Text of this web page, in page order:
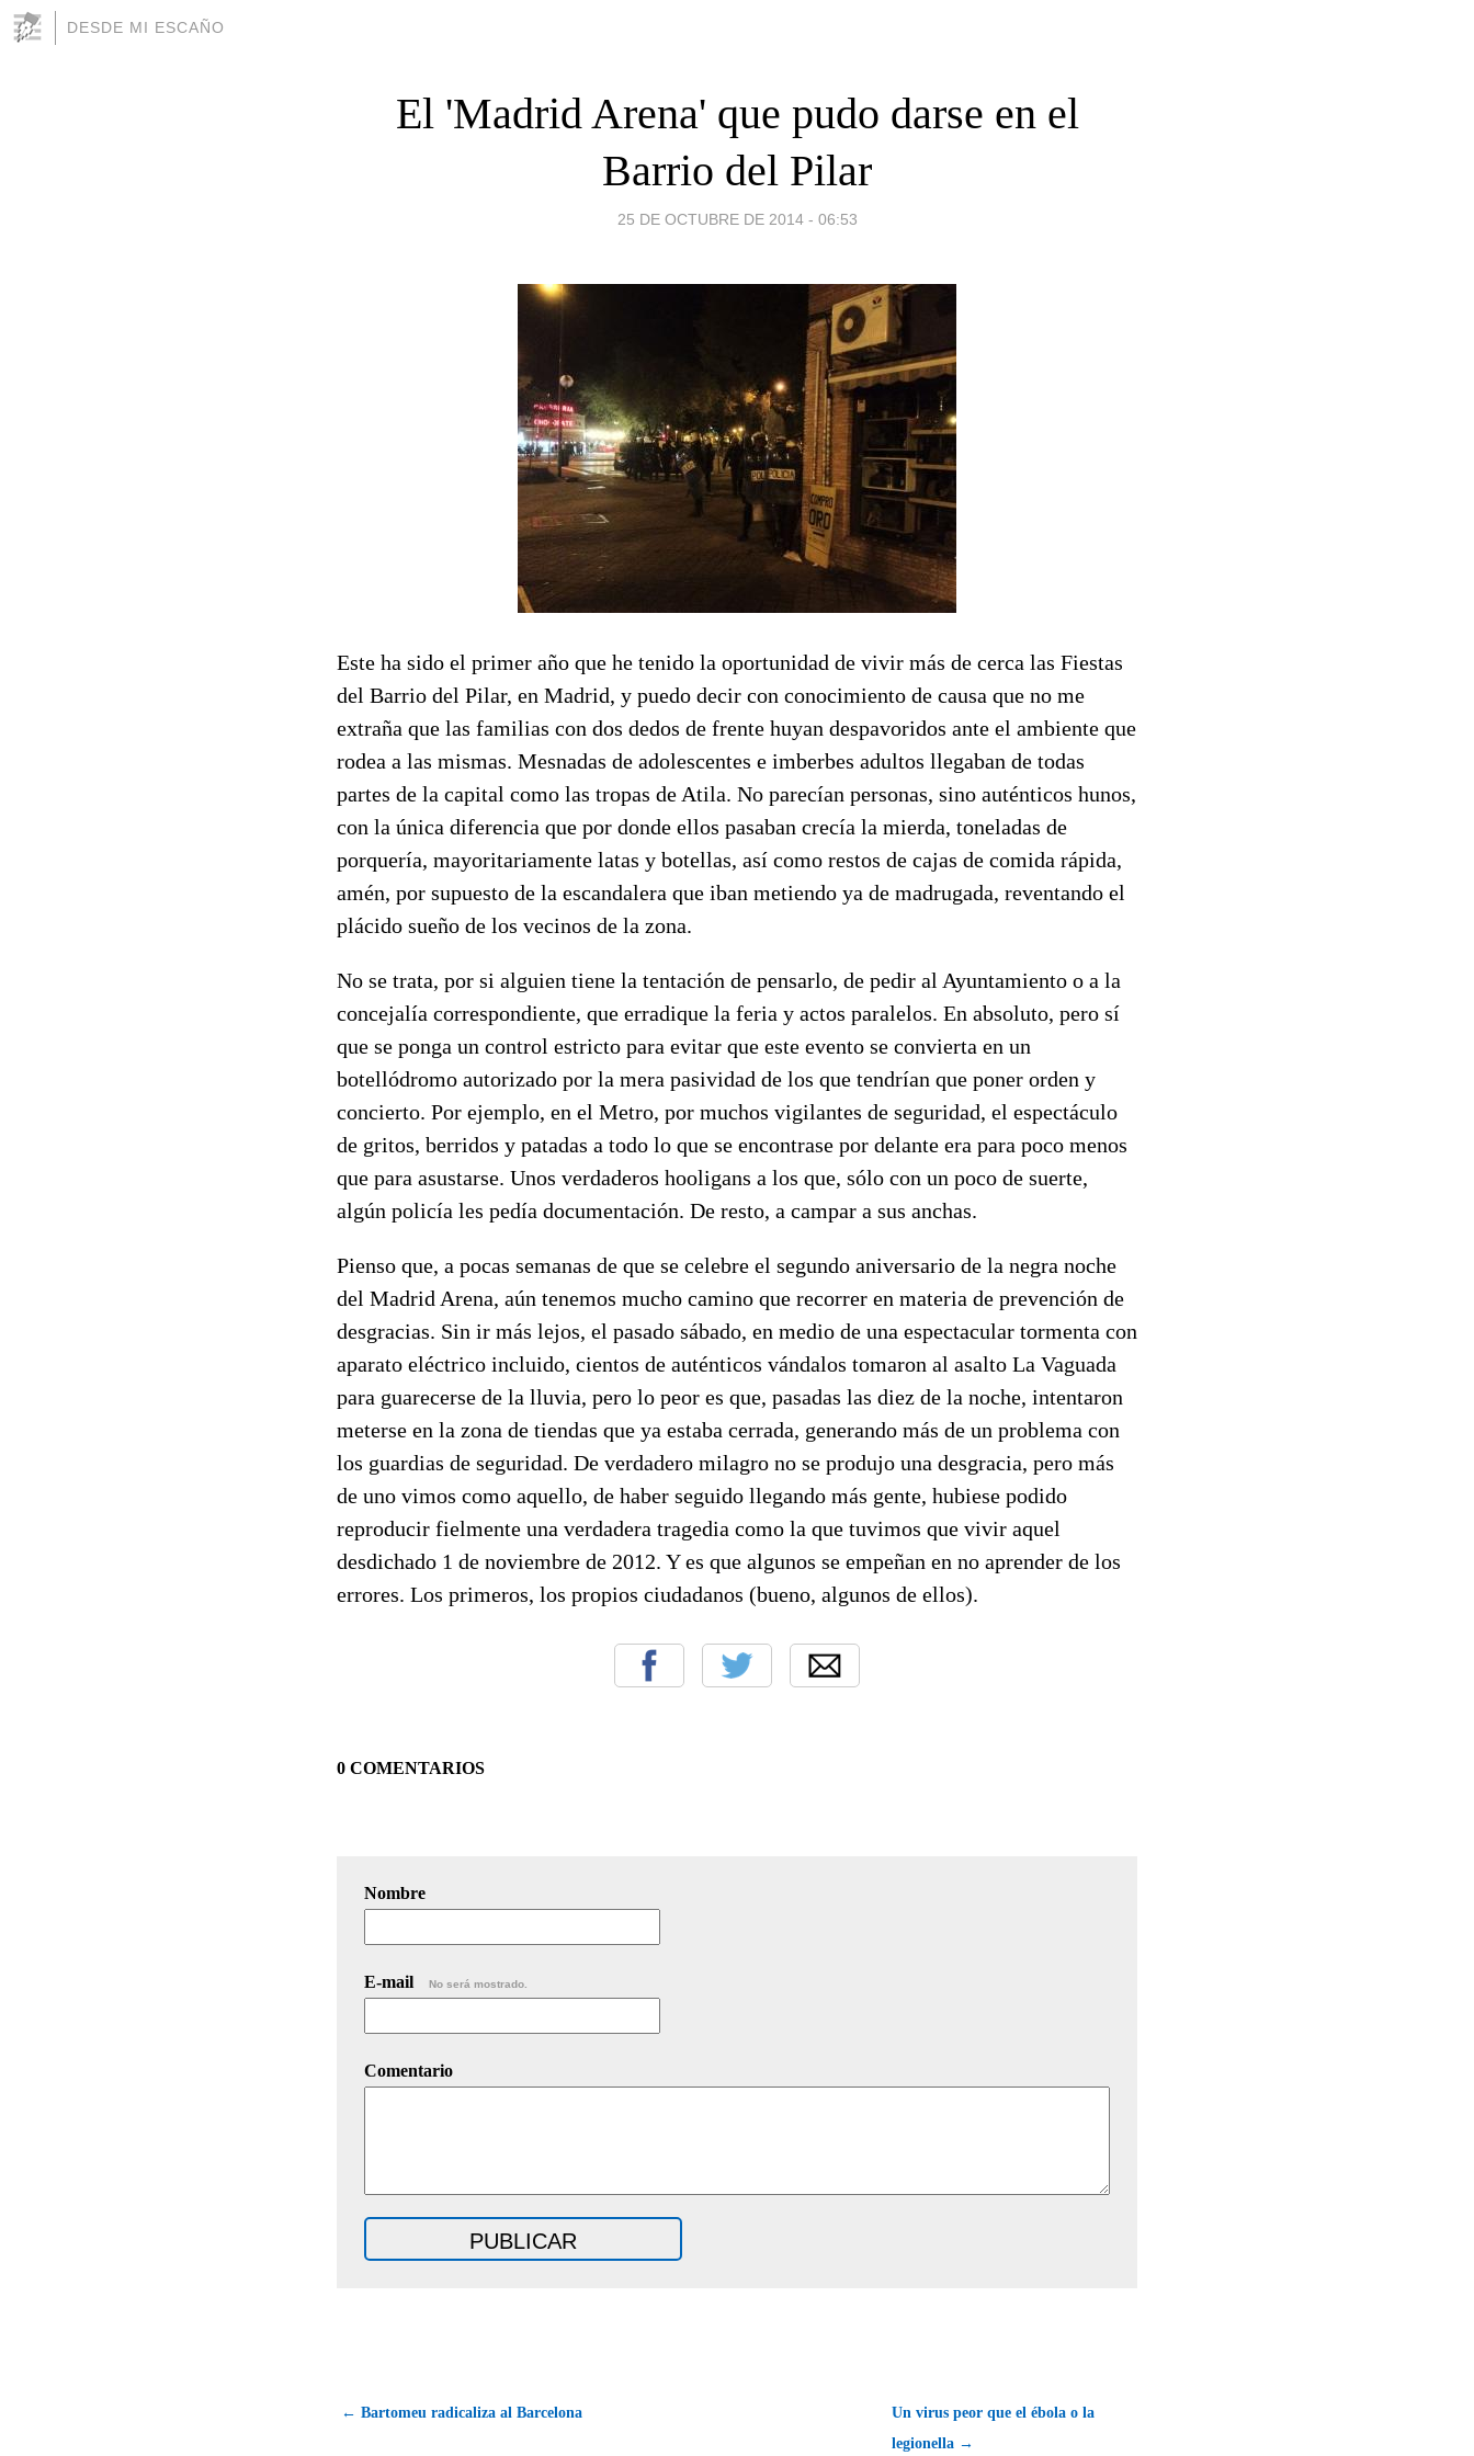
DESDE MI ESCAÑO
El 'Madrid Arena' que pudo darse en el
Barrio del Pilar
25 DE OCTUBRE DE 2014 - 06:53
Este ha sido el primer año que he tenido la oportunidad de vivir más de cerca las Fiestas
del Barrio del Pilar, en Madrid, y puedo decir con conocimiento de causa que no me
extraña que las familias con dos dedos de frente huyan despavoridos ante el ambiente que
rodea a las mismas. Mesnadas de adolescentes e imberbes adultos llegaban de todas
partes de la capital como las tropas de Atila. No parecían personas, sino auténticos hunos,
con la única diferencia que por donde ellos pasaban crecía la mierda, toneladas de
porquería, mayoritariamente latas y botellas, así como restos de cajas de comida rápida,
amén, por supuesto de la escandalera que iban metiendo ya de madrugada, reventando el
plácido sueño de los vecinos de la zona.
No se trata, por si alguien tiene la tentación de pensarlo, de pedir al Ayuntamiento o a la
concejalía correspondiente, que erradique la feria y actos paralelos. En absoluto, pero sí
que se ponga un control estricto para evitar que este evento se convierta en un
botellódromo autorizado por la mera pasividad de los que tendrían que poner orden y
concierto. Por ejemplo, en el Metro, por muchos vigilantes de seguridad, el espectáculo
de gritos, berridos y patadas a todo lo que se encontrase por delante era para poco menos
que para asustarse. Unos verdaderos hooligans a los que, sólo con un poco de suerte,
algún policía les pedía documentación. De resto, a campar a sus anchas.
Pienso que, a pocas semanas de que se celebre el segundo aniversario de la negra noche
del Madrid Arena, aún tenemos mucho camino que recorrer en materia de prevención de
desgracias. Sin ir más lejos, el pasado sábado, en medio de una espectacular tormenta con
aparato eléctrico incluido, cientos de auténticos vándalos tomaron al asalto La Vaguada
para guarecerse de la lluvia, pero lo peor es que, pasadas las diez de la noche, intentaron
meterse en la zona de tiendas que ya estaba cerrada, generando más de un problema con
los guardias de seguridad. De verdadero milagro no se produjo una desgracia, pero más
de uno vimos como aquello, de haber seguido llegando más gente, hubiese podido
reproducir fielmente una verdadera tragedia como la que tuvimos que vivir aquel
desdichado 1 de noviembre de 2012. Y es que algunos se empeñan en no aprender de los
errores. Los primeros, los propios ciudadanos (bueno, algunos de ellos).
0 COMENTARIOS
Nombre
E-mail No será mostrado.
Comentario
← Bartomeu radicaliza al Barcelona
Un virus peor que el ébola o la
legionella →